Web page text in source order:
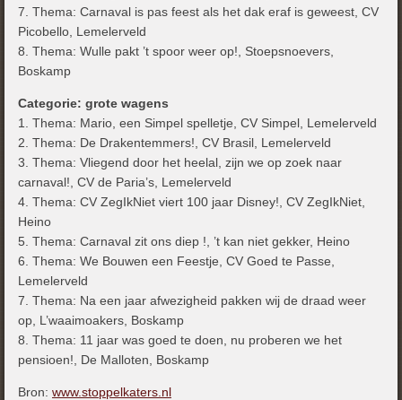
7. Thema: Carnaval is pas feest als het dak eraf is geweest, CV
Picobello, Lemelerveld
8. Thema: Wulle pakt ’t spoor weer op!, Stoepsnoevers,
Boskamp
Categorie: grote wagens
1. Thema: Mario, een Simpel spelletje, CV Simpel, Lemelerveld
2. Thema: De Drakentemmers!, CV Brasil, Lemelerveld
3. Thema: Vliegend door het heelal, zijn we op zoek naar
carnaval!, CV de Paria’s, Lemelerveld
4. Thema: CV ZegIkNiet viert 100 jaar Disney!, CV ZegIkNiet,
Heino
5. Thema: Carnaval zit ons diep !, ’t kan niet gekker, Heino
6. Thema: We Bouwen een Feestje, CV Goed te Passe,
Lemelerveld
7. Thema: Na een jaar afwezigheid pakken wij de draad weer
op, L’waaimoakers, Boskamp
8. Thema: 11 jaar was goed te doen, nu proberen we het
pensioen!, De Malloten, Boskamp
Bron: www.stoppelkaters.nl